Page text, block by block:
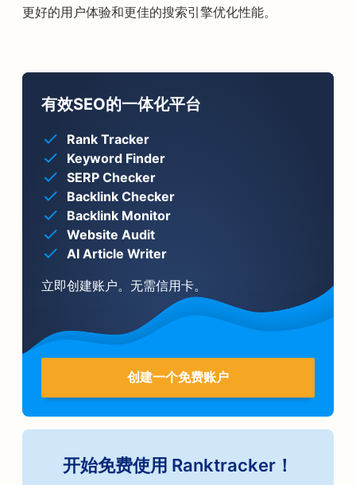
更好的用户体验和更佳的搜索引擎优化性能。
有效SEO的一体化平台
Rank Tracker
Keyword Finder
SERP Checker
Backlink Checker
Backlink Monitor
Website Audit
AI Article Writer
立即创建账户。无需信用卡。
创建一个免费账户
开始免费使用 Ranktracker！